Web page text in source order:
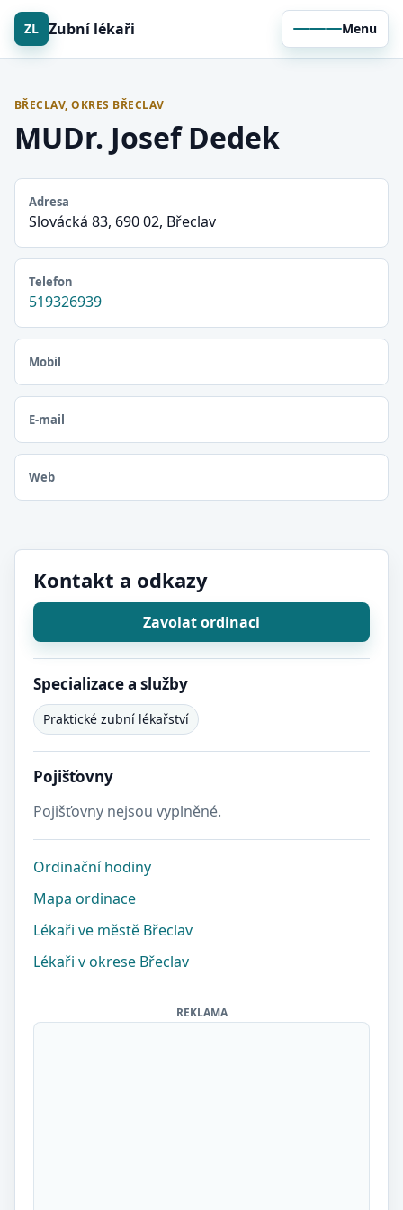
ZL Zubní lékaři Menu
BŘECLAV, OKRES BŘECLAV
MUDr. Josef Dedek
Adresa
Slovácká 83, 690 02, Břeclav
Telefon
519326939
Mobil
E-mail
Web
Kontakt a odkazy
Zavolat ordinaci
Specializace a služby
Praktické zubní lékařství
Pojišťovny
Pojišťovny nejsou vyplněné.
Ordinační hodiny
Mapa ordinace
Lékaři ve městě Břeclav
Lékaři v okrese Břeclav
REKLAMA